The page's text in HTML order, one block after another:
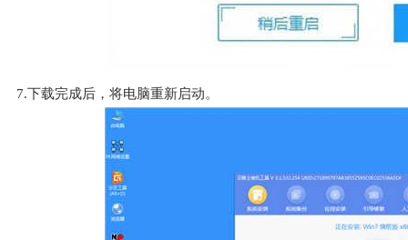
7.下载完成后，将电脑重新启动。